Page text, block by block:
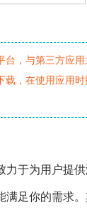
，与第三方应
，在使用应用
力于为用户提
满足你的需求